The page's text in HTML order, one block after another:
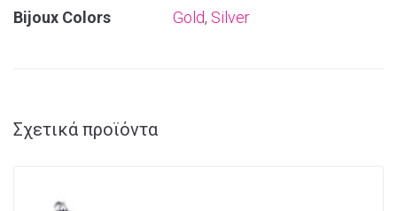
Bijoux Colors Gold, Silver
Σχετικά προϊόντα